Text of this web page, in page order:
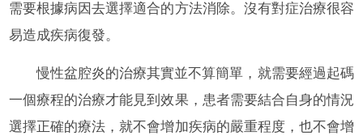
需要根據病因去選擇適合的方法消除。沒有對症治療很容
易造成疾病復發。
慢性盆腔炎的治療其實並不算簡單，就需要經過起碼
一個療程的治療才能見到效果，患者需要結合自身的情況
選擇正確的療法，就不會增加疾病的嚴重程度，也不會增